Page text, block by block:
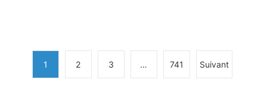
1 2 3 … 741 Suivant